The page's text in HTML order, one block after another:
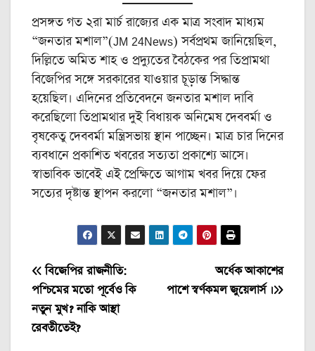
প্রসঙ্গত গত ২রা মার্চ রাজ্যের এক মাত্র সংবাদ মাধ্যম
“জনতার মশাল”(JM 24News) সর্বপ্রথম জানিয়েছিল,
দিল্লিতে অমিত শাহ ও প্রদ্যুতের বৈঠকের পর তিপ্রামথা
বিজেপির সঙ্গে সরকারের যাওয়ার চূড়ান্ত সিদ্ধান্ত
হয়েছিল। এদিনের প্রতিবেদনে জনতার মশাল দাবি
করেছিলো তিপ্রামথার দুই বিধায়ক অনিমেষ দেববর্মা ও
বৃষকেতু দেববর্মা মন্ত্রিসভায় স্থান পাচ্ছেন। মাত্র চার দিনের
ব্যবধানে প্রকাশিত খবরের সত্যতা প্রকাশ্যে আসে।
স্বাভাবিক ভাবেই এই প্রেক্ষিতে আগাম খবর দিয়ে ফের
সত্যের দৃষ্টান্ত স্থাপন করলো “জনতার মশাল”।
Post
navigation
অর্ধেক আকাশের
পাশে স্বর্ণকমল জুয়েলার্স ।
বিজেপির রাজনীতি:
পশ্চিমের মতো পূর্বেও কি
নতুন মুখ? নাকি আস্থা
রেবতীতেই?